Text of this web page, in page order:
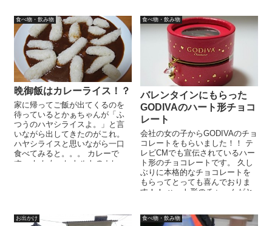
食べ物・飲み物
晩御飯はカレーライス！？
家に帰ってご飯が出てくるのを
待っているとかぁちゃんが「ふ
つうのハヤシライスよ。」と言
いながら出してきたのがこれ。
ハヤシライスと思いながら一口
食べてみると。。。 カレーで
す。 しかも、レトルトのカレー
食べ物・飲み物
バレンタインにもらった
GODIVAのハート形チョコ
レート
会社の女の子からGODIVAのチョ
コレートをもらいました！！ テ
レビCMでも宣伝されているハー
ト形のチョコレートです。 久し
ぶりに本格的なチョコレートを
もらってとっても喜んでおりま
す！！ ハート形のチャームがと
お出かけ 食べ物・飲み物